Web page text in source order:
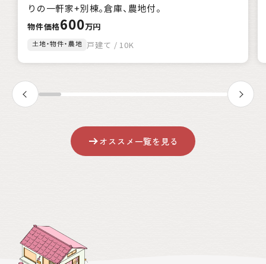
りの一軒家+別棟。倉庫、農地付。
物件価格600万円
土地・物件・農地 戸建て / 10K
オススメ一覧を見る